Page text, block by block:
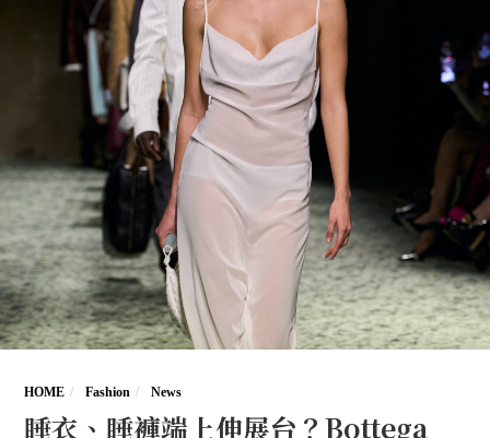
HOME Fashion News
睡衣、睡褲端上伸展台？Bottega